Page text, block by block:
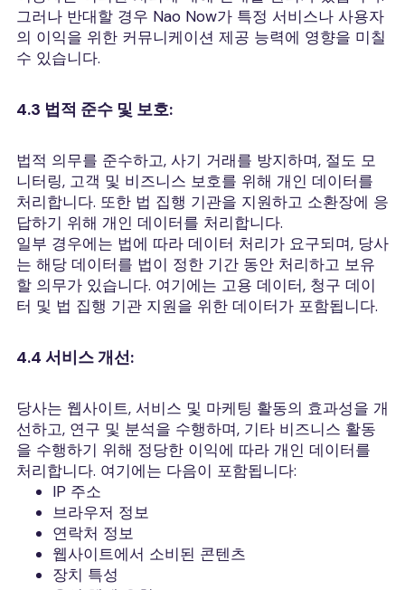
그러나 반대할 경우 Nao Now가 특정 서비스나 사용자
의 이익을 위한 커뮤니케이션 제공 능력에 영향을 미칠
수 있습니다.
4.3 법적 준수 및 보호:
법적 의무를 준수하고, 사기 거래를 방지하며, 절도 모
니터링, 고객 및 비즈니스 보호를 위해 개인 데이터를
처리합니다. 또한 법 집행 기관을 지원하고 소환장에 응
답하기 위해 개인 데이터를 처리합니다.
일부 경우에는 법에 따라 데이터 처리가 요구되며, 당사
는 해당 데이터를 법이 정한 기간 동안 처리하고 보유
할 의무가 있습니다. 여기에는 고용 데이터, 청구 데이
터 및 법 집행 기관 지원을 위한 데이터가 포함됩니다.
4.4 서비스 개선:
당사는 웹사이트, 서비스 및 마케팅 활동의 효과성을 개
선하고, 연구 및 분석을 수행하며, 기타 비즈니스 활동
을 수행하기 위해 정당한 이익에 따라 개인 데이터를
처리합니다. 여기에는 다음이 포함됩니다:
IP 주소
브라우저 정보
연락처 정보
웹사이트에서 소비된 콘텐츠
장치 특성